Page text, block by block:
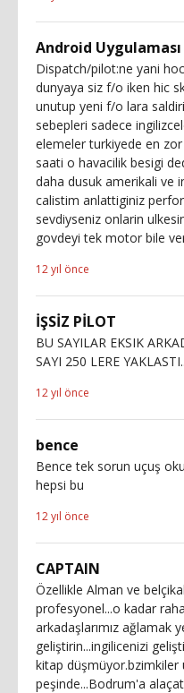
Android Uygulaması
Dispatch/pilot:ne yani
dunyaya siz f/o iken hic
unutup yeni f/o lara
sebepleri sadece
elemeler turkiyede en
saati o havacilik besigi
daha dusuk amerikali ve
calistim anlattiginiz
sevdiyseniz onlarin
govdeyi tek motor bile
12 yıl önce
İŞSİZ PİLOT
BU SAYILAR EKSIK
SAYI 250 LERE YAKLASTI..
12 yıl önce
bence
Bence tek sorun uçuş
hepsi bu
12 yıl önce
CAPTAIN
Özellikle Alman ve
profesyonel...o kadar
arkadaşlarımız ağlamak
geliştirin...ingilicenizi
kitap düşmüyor.bzimkiler
peşinde...Bodrum'a